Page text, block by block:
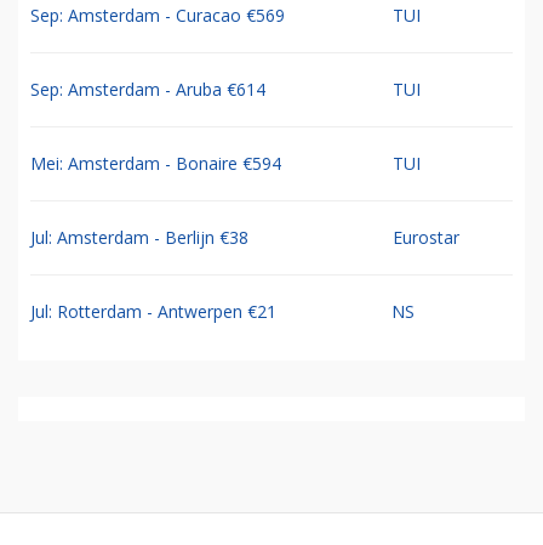
Sep: Amsterdam - Curacao €569 TUI
Sep: Amsterdam - Aruba €614 TUI
Mei: Amsterdam - Bonaire €594 TUI
Jul: Amsterdam - Berlijn €38 Eurostar
Jul: Rotterdam - Antwerpen €21 NS